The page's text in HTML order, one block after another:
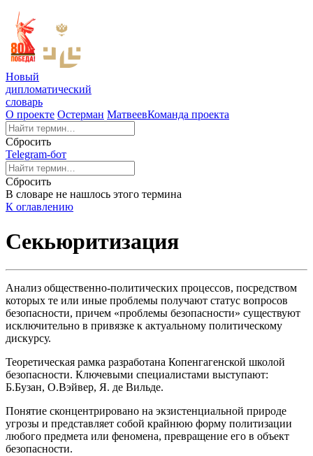
Новый
дипломатический
словарь
О проекте Остерман МатвеевКоманда проекта
Сбросить
Telegram-бот
Сбросить
В словаре не нашлось этого термина
К оглавлению
Секьюритизация
Анализ общественно-политических процессов, посредством
которых те или иные проблемы получают статус вопросов
безопасности, причем «проблемы безопасности» существуют
исключительно в привязке к актуальному политическому
дискурсу.
Теоретическая рамка разработана Копенгагенской школой
безопасности. Ключевыми специалистами выступают:
Б.Бузан, О.Вэйвер, Я. де Вильде.
Понятие сконцентрировано на экзистенциальной природе
угрозы и представляет собой крайнюю форму политизации
любого предмета или феномена, превращение его в объект
безопасности.